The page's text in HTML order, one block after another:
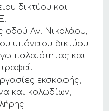
δικτύου και
οδού Αγ. Νικολάου,
υπόγειου δικτύου
παλαιότητας και
εκσκαφής,
και καλωδίων,